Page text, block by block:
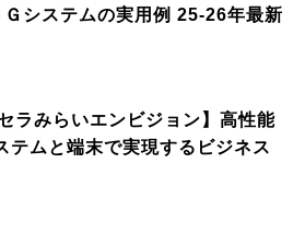
システムの実用例 25-26年最新
ラみらいエンビジョン】高性能
テムと端末で実現するビジネス